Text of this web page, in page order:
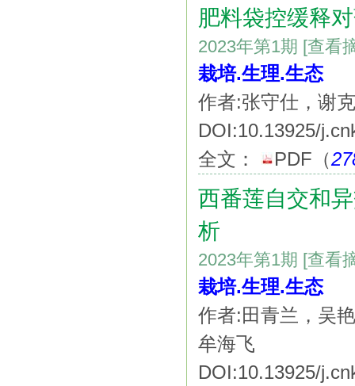
肥料袋控缓释
2023年第1期 [查看
栽培.生理.生态
作者:张守仕，谢
DOI:10.13925/
全文：
PDF （
西番莲自交和
析
2023年第1期 [查看
栽培.生理.生态
作者:田青兰，吴
牟海飞
DOI:10.13925/